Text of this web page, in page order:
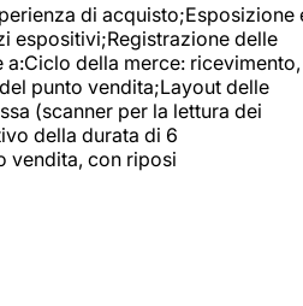
di acquisto;Esposizione
espositivi;Registrazione delle
a:Ciclo della merce: ricevimento,
punto vendita;Layout delle
(scanner per la lettura dei
della durata di 6
vendita, con riposi